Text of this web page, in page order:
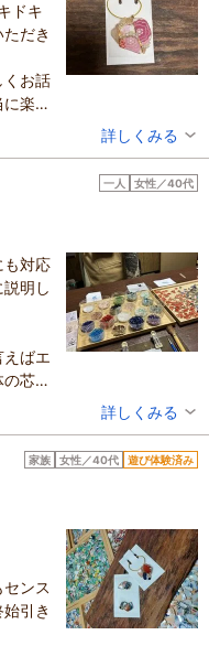
クセサリー！！四条河原町
クセサリーを作ろう！お友
人様も大歓迎！京都観光に
お一人さま
ます。
ドキ
だき
くお話
楽し
た。
す♪
！
詳しくみる
一人 女性／40代
対応
明し
ばエ
芯か
詳しくみる
家族 女性／40代 遊び体験済み
ンス
引き